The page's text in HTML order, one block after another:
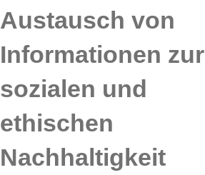
Austausch von
Informationen zur
sozialen und
ethischen
Nachhaltigkeit